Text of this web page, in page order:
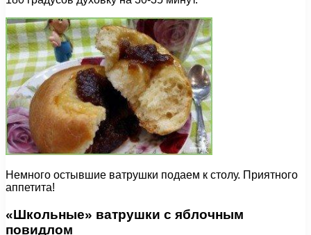
Немного остывшие ватрушки подаем к столу. Приятного
аппетита!
«Школьные» ватрушки с яблочным
повидлом